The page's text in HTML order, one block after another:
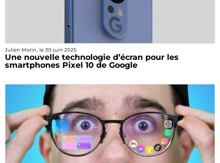
Julien Morin , le 30 juin 2025
Une nouvelle technologie d’écran pour les
smartphones Pixel 10 de Google